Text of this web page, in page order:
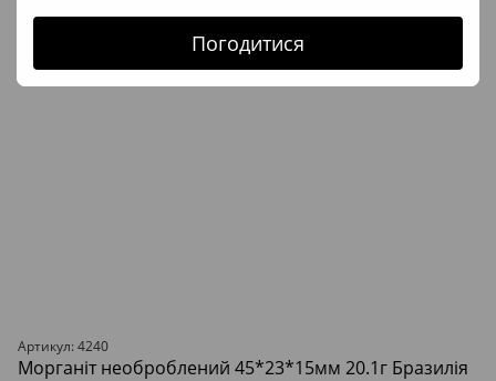
Погодитися
Артикул: 4240
Морганіт необроблений 45*23*15мм 20.1г Бразилія